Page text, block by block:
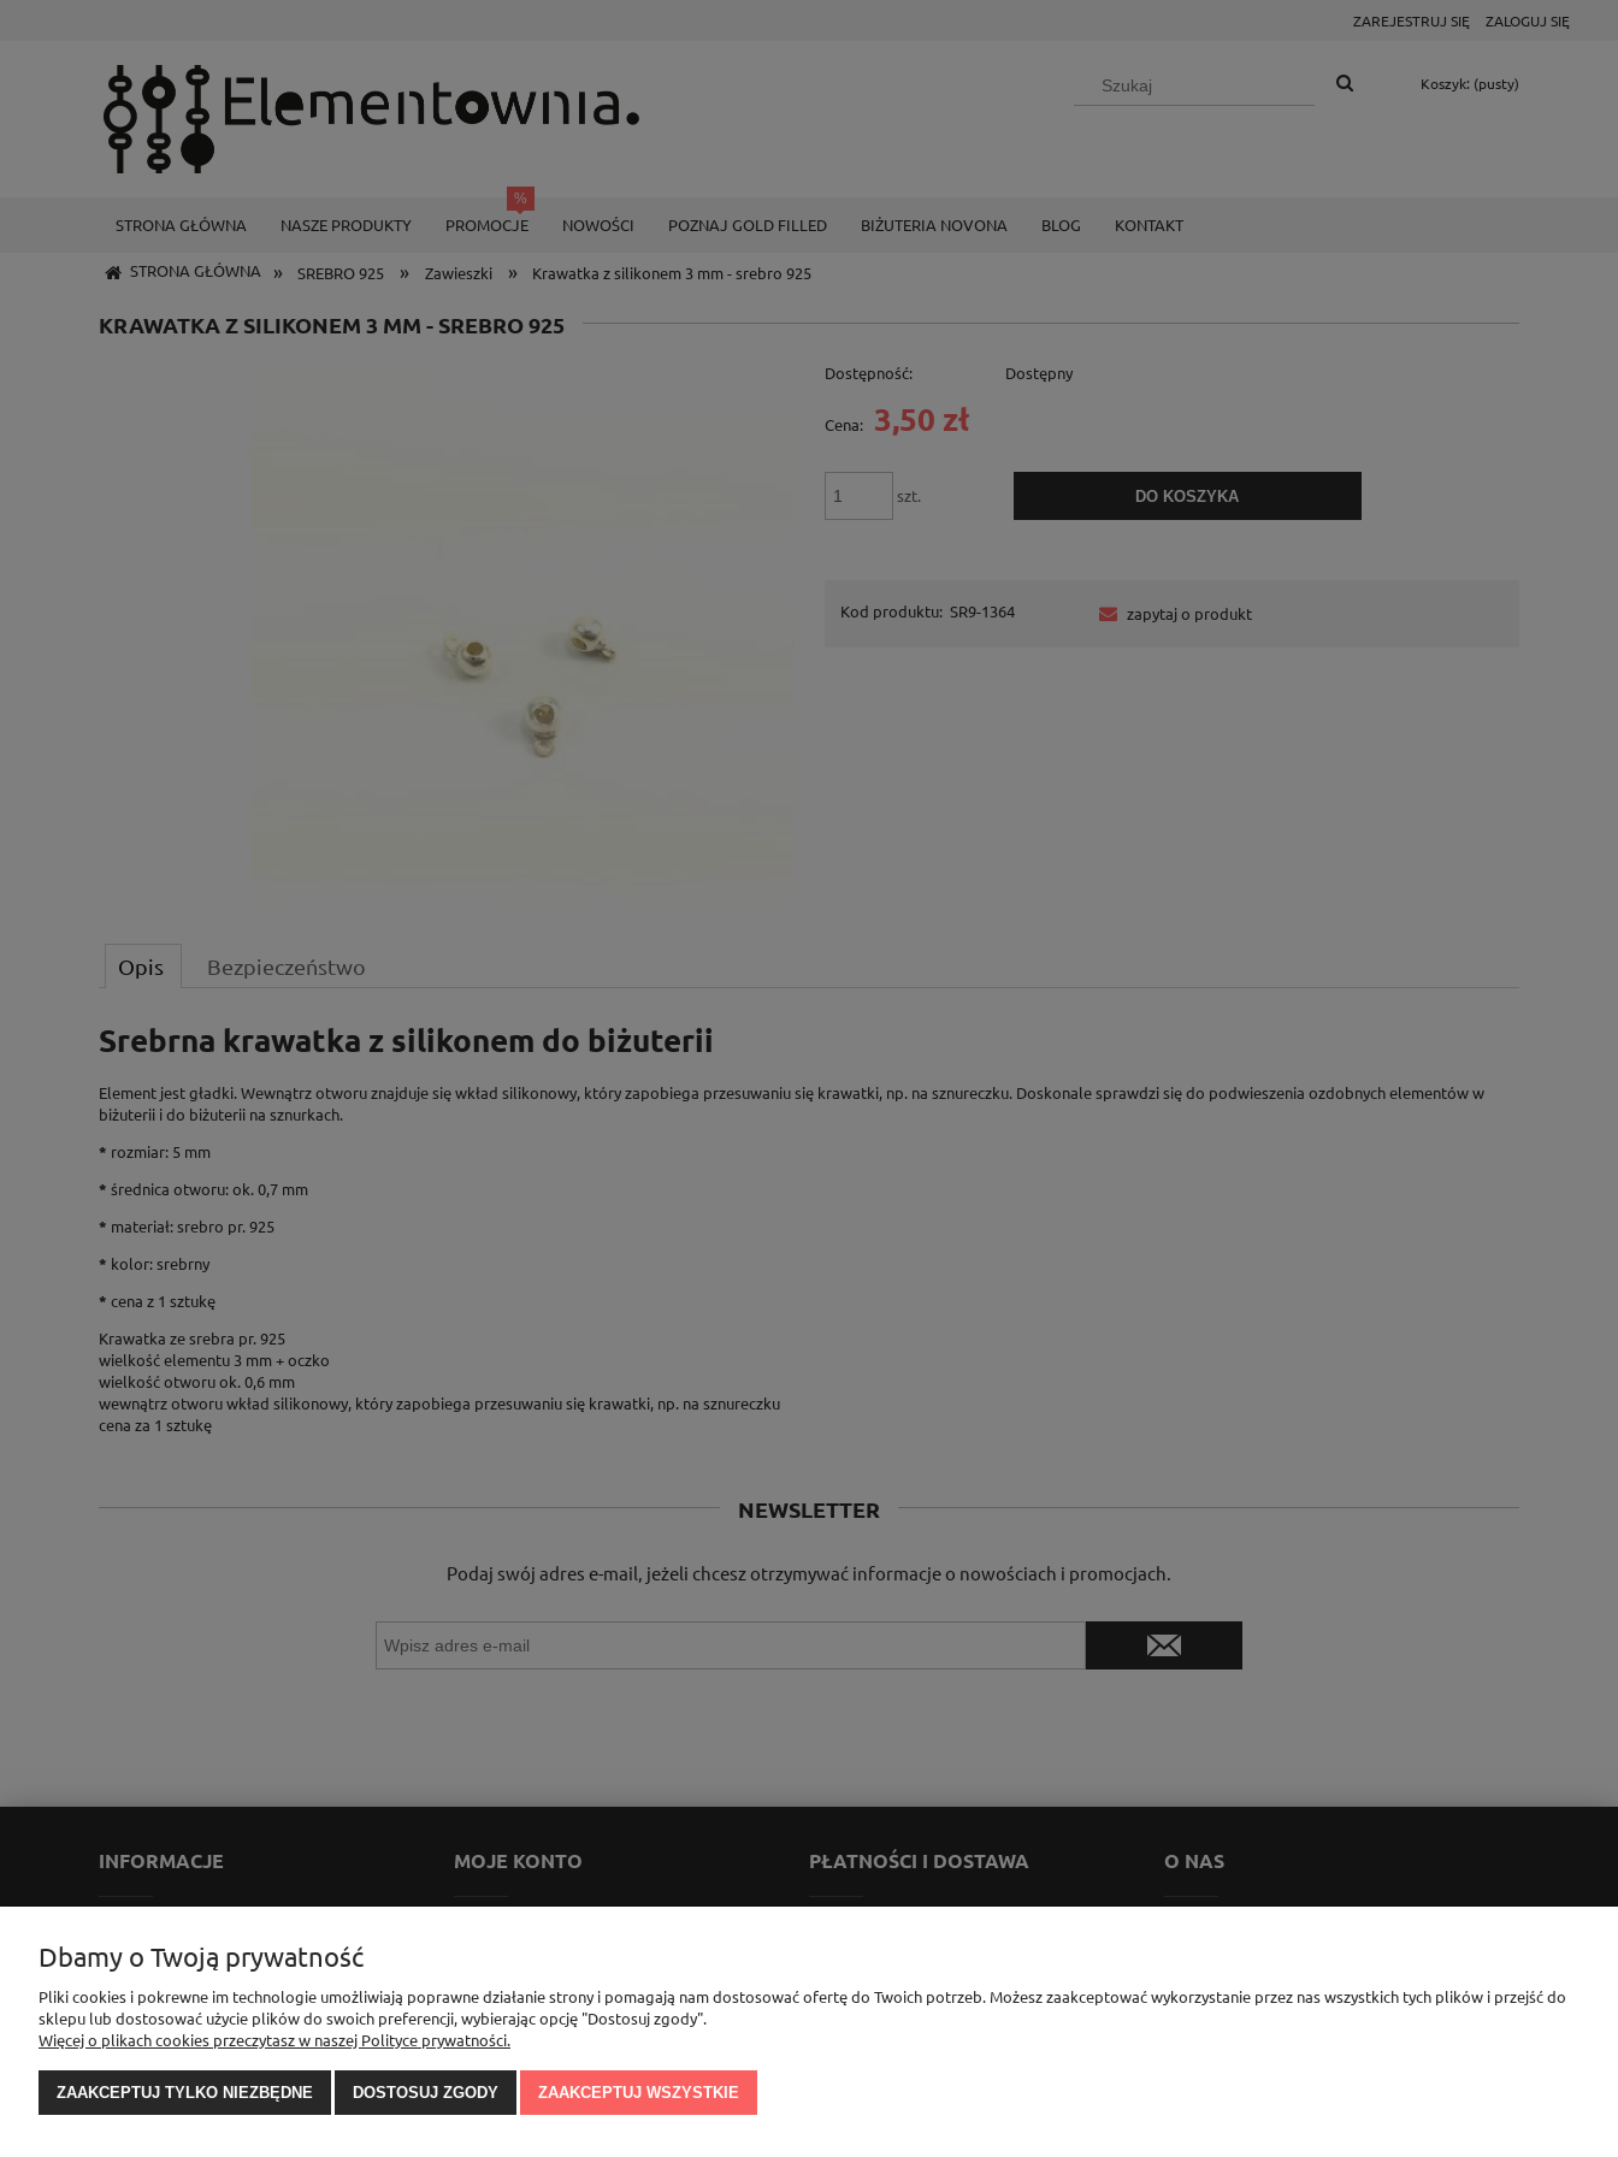
ZAREJESTRUJ SIĘ ZALOGUJ SIĘ
Koszyk: (pusty)
STRONA GŁÓWNA NASZE PRODUKTY PROMOCJE NOWOŚCI POZNAJ GOLD FILLED BIŻUTERIA NOVONA BLOG KONTAKT
STRONA GŁÓWNA » SREBRO 925 » Zawieszki » Krawatka z silikonem 3 mm - srebro 925
KRAWATKA Z SILIKONEM 3 MM - SREBRO 925
Dostępność: Dostępny
Cena: 3,50 zł
szt. DO KOSZYKA
Kod produktu: SR9-1364 zapytaj o produkt
Opis Bezpieczeństwo
Srebrna krawatka z silikonem do biżuterii
Element jest gładki. Wewnątrz otworu znajduje się wkład silikonowy, który zapobiega przesuwaniu się krawatki, np. na sznureczku. Doskonale sprawdzi się do podwieszenia ozdobnych elementów w
biżuterii i do biżuterii na sznurkach.
* rozmiar: 5 mm
* średnica otworu: ok. 0,7 mm
* materiał: srebro pr. 925
* kolor: srebrny
* cena z 1 sztukę
Krawatka ze srebra pr. 925
wielkość elementu 3 mm + oczko
wielkość otworu ok. 0,6 mm
wewnątrz otworu wkład silikonowy, który zapobiega przesuwaniu się krawatki, np. na sznureczku
cena za 1 sztukę
NEWSLETTER
Podaj swój adres e-mail, jeżeli chcesz otrzymywać informacje o nowościach i promocjach.
INFORMACJE
Regulamin
Polityka prywatności
Ustawienia plików cookies
MOJE KONTO
Przechowalnia
PŁATNOŚCI I DOSTAWA
Czas realizacji zamówienia
O NAS
Blog
Sklep Elementownia |Al. Niepodległości 76/78, 02-626 Warszawa, woj. mazowieckie | tel.
Dbamy o Twoją prywatność
Pliki cookies i pokrewne im technologie umożliwiają poprawne działanie strony i pomagają nam dostosować ofertę do Twoich potrzeb. Możesz zaakceptować wykorzystanie przez nas wszystkich tych plików i przejść do
sklepu lub dostosować użycie plików do swoich preferencji, wybierając opcję "Dostosuj zgody".
Więcej o plikach cookies przeczytasz w naszej Polityce prywatności.
ZAAKCEPTUJ TYLKO NIEZBĘDNE DOSTOSUJ ZGODY ZAAKCEPTUJ WSZYSTKIE